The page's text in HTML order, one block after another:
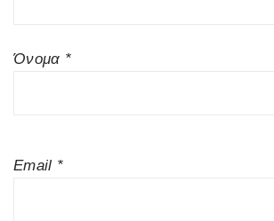
Όνομα *
Email *